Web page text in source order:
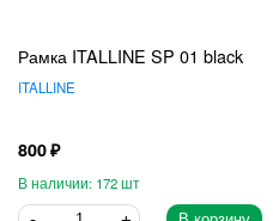
Рамка ITALLINE SP 01 black
ITALLINE
800
172